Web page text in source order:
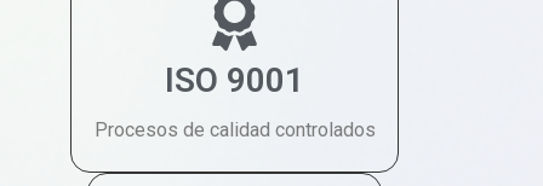
ISO 9001
Procesos de calidad controlados